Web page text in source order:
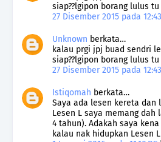
siap??lgipon borang lulus
27 Disember 2015 pada 12:43
Unknown berkata…
kalau prgi jpj buad sendri
siap??lgipon borang lulus
27 Disember 2015 pada 12:43
Istiqomah berkata…
Saya ada lesen kereta dan
Lesen L saya memang
4 tahun). Adakah saya
kalau nak hidupkan Lesen